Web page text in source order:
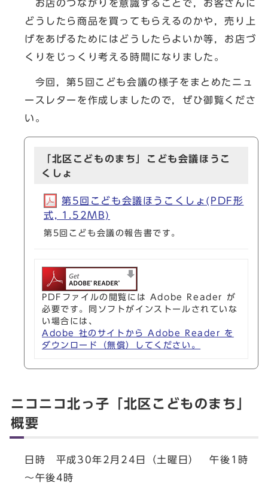
お店のつながりを意識することで，お客さんに
どうしたら商品を買ってもらえるのかや，売り上
げをあげるためにはどうしたらよいか等，お店づ
くりをじっくり考える時間になりました。
今回，第5回こども会議の様子をまとめたニュ
ースレターを作成しましたので，ぜひ御覧くださ
い。
「北区こどものまち」こども会議ほうこ
くしょ
第5回こども会議ほうこくしょ(PDF形
式, 1.52MB)
第5回こども会議の報告書です。
PDFファイルの閲覧には Adobe Reader が
必要です。同ソフトがインストールされていな
い場合には、
Adobe 社のサイトから Adobe Reader を
ダウンロード（無償）してください。
ニコニコ北っ子「北区こどものまち」
概要
日時 平成30年2月24日（土曜日） 午後1時
～午後4時